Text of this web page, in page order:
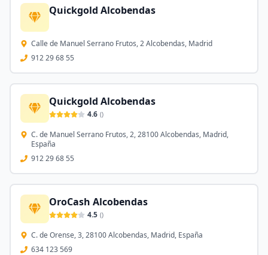
Quickgold Alcobendas
Calle de Manuel Serrano Frutos, 2 Alcobendas, Madrid
912 29 68 55
Quickgold Alcobendas
4.6 ()
C. de Manuel Serrano Frutos, 2, 28100 Alcobendas, Madrid,
España
912 29 68 55
OroCash Alcobendas
4.5 ()
C. de Orense, 3, 28100 Alcobendas, Madrid, España
634 123 569